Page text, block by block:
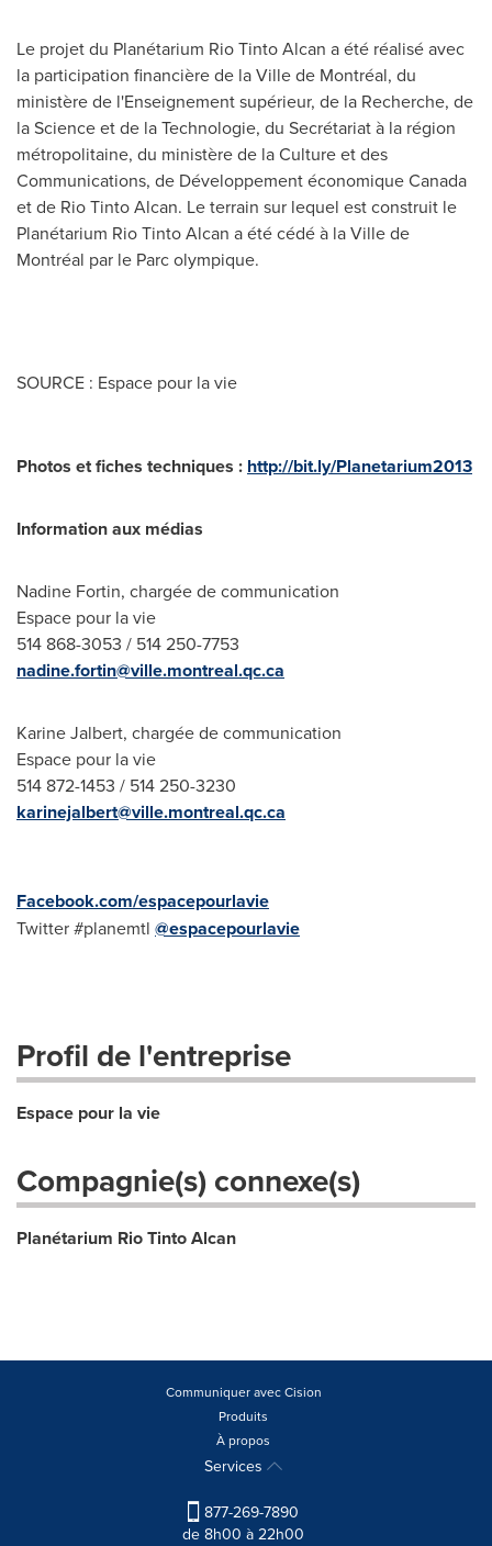
Le projet du Planétarium Rio Tinto Alcan a été réalisé avec
la participation financière de la Ville de Montréal, du
ministère de l'Enseignement supérieur, de la Recherche, de
la Science et de la Technologie, du Secrétariat à la région
métropolitaine, du ministère de la Culture et des
Communications, de Développement économiqueCanada
et de Rio Tinto Alcan. Le terrain sur lequel est construit le
Planétarium Rio Tinto Alcan a été cédé à la Ville de
Montréal par le Parc olympique.
SOURCE : Espace pour la vie
Photos et fiches techniques : http://bit.ly/Planetarium2013
Information aux médias
Nadine Fortin, chargée de communication
Espace pour la vie
514 868-3053 / 514 250-7753
nadine.fortin@ville.montreal.qc.ca
Karine Jalbert, chargée de communication
Espace pour la vie
514 872-1453 / 514 250-3230
karinejalbert@ville.montreal.qc.ca
Facebook.com/espacepourlavie
Twitter #planemtl @espacepourlavie
Profil de l'entreprise
Espace pour la vie
Compagnie(s) connexe(s)
Planétarium Rio Tinto Alcan
Communiquer avec Cision
Produits
À propos
Services
877-269-7890
de 8h00 à 22h00